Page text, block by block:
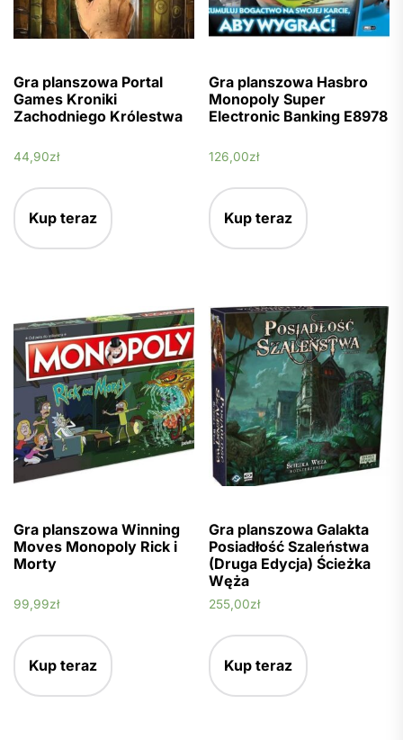
Gra planszowa Portal
Games Kroniki
Zachodniego Królestwa
44,90zł
Kup teraz
Gra planszowa Hasbro
Monopoly Super
Electronic Banking E8978
126,00zł
Kup teraz
Gra planszowa Winning
Moves Monopoly Rick i
Morty
99,99zł
Kup teraz
Gra planszowa Galakta
Posiadłość Szaleństwa
(Druga Edycja) Ścieżka
Węża
255,00zł
Kup teraz